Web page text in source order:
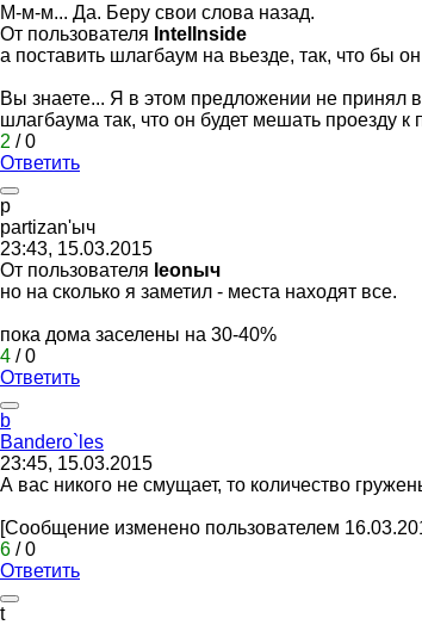
М-м-м... Да. Беру свои слова назад.
От пользователя IntelInside
а поставить шлагбаум на вьезде, так, что бы
Вы знаете... Я в этом предложении не принял
шлагбаума так, что он будет мешать проезду к
2 /0
Ответить
p
partizan'ыч
23:43, 15.03.2015
От пользователя leonыч
но на сколько я заметил - места находят все.
пока дома заселены на 30-40%
4 /0
Ответить
b
Bandero`les
23:45, 15.03.2015
А вас никого не смущает, то количество
[Сообщение изменено пользователем
6 /0
Ответить
t